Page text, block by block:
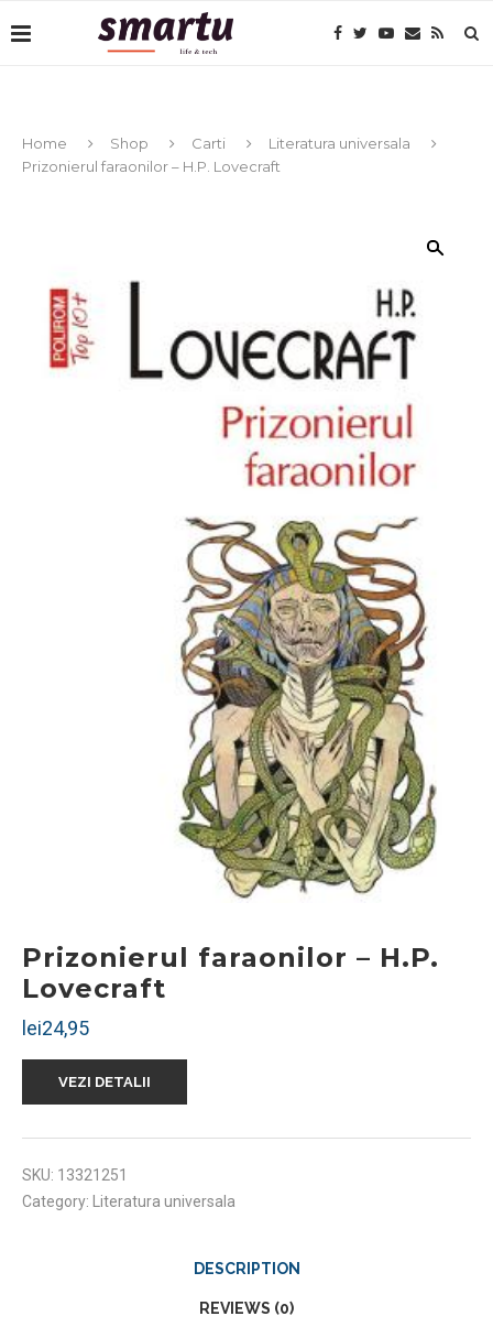
Home Shop Carti
Literatura universala
Prizonierul faraonilor – H.P. Lovecraft
Prizonierul faraonilor – H.P.
Lovecraft
lei24,95
VEZI DETALII
SKU: 13321251
Category:
Literatura universala
DESCRIPTION
REVIEWS (0)